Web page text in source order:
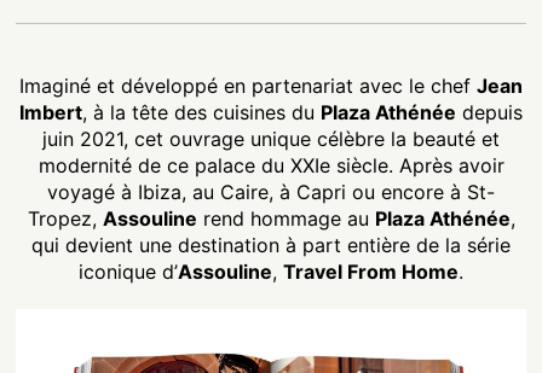
Imaginé et développé en partenariat avec le chef Jean
Imbert, à la tête des cuisines du Plaza Athénée depuis
juin 2021, cet ouvrage unique célèbre la beauté et
modernité de ce palace du XXIe siècle. Après avoir
voyagé à Ibiza, au Caire, à Capri ou encore à St-
Tropez, Assouline rend hommage au Plaza Athénée,
qui devient une destination à part entière de la série
iconique d’Assouline, Travel From Home.